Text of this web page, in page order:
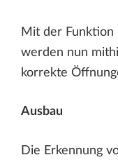
Mit der
werden nun
korrekte
Ausbau
Die Erkennung